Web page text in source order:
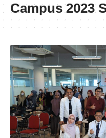
Campus 2023